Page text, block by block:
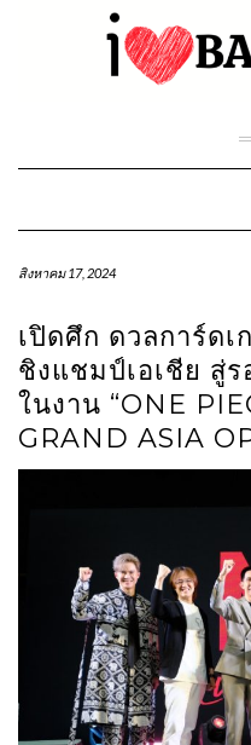
สิงหาคม 17, 2024
เปิดศึก ดวลการ์ด
ชิงแชมป์เอเชีย สู่
ในงาน “ONE
GRAND ASIA